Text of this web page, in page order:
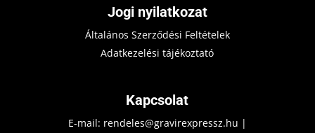
Jogi nyilatkozat
Általános Szerződési Feltételek
Adatkezelési tájékoztató
Kapcsolat
E-mail: rendeles@gravirexpressz.hu |